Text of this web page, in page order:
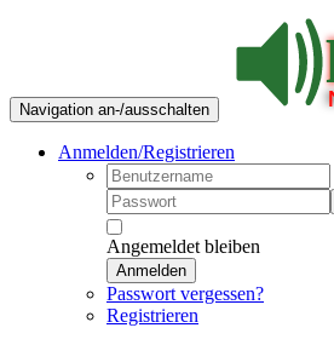
Navigation an-/ausschalten
Anmelden/Registrieren
Angemeldet bleiben
Anmelden
Passwort vergessen?
Registrieren